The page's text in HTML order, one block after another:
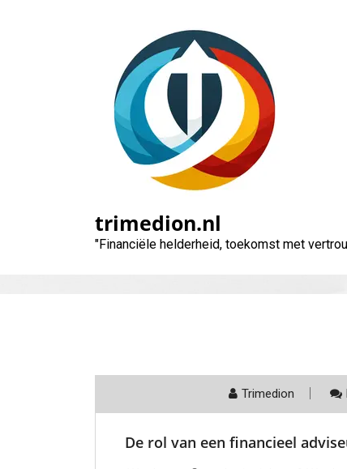
trimedion.nl
"Financiële helderheid, toekomst met
Trimedion
De rol van een financieel